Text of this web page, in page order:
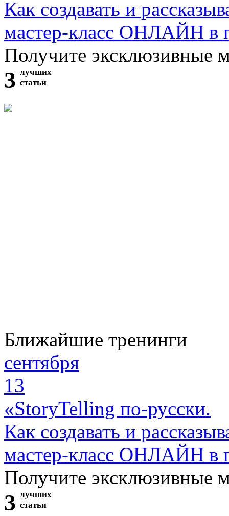
Как создавать и
мастер-класс ОНЛАЙН в
Получите эксклюзивные
3 лучших
статьи
Ближайшие тренинги
сентября
13
«StoryTelling по-русски.
Как создавать и
мастер-класс ОНЛАЙН в
Получите эксклюзивные
3 лучших
статьи